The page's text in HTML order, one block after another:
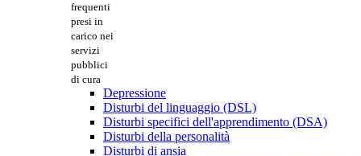
frequenti
presi in
carico nei
servizi
pubblici
di cura
Depressione
Disturbi del linguaggio (DSL)
Disturbi specifici dell'apprendimento (DSA)
Disturbi della personalità
Disturbi di ansia